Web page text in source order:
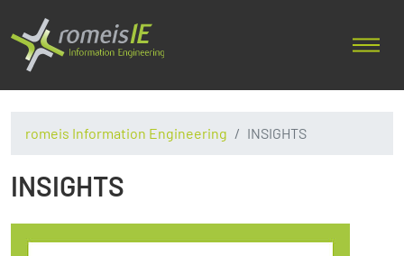
romeis Information Engineering INSIGHTS
INSIGHTS